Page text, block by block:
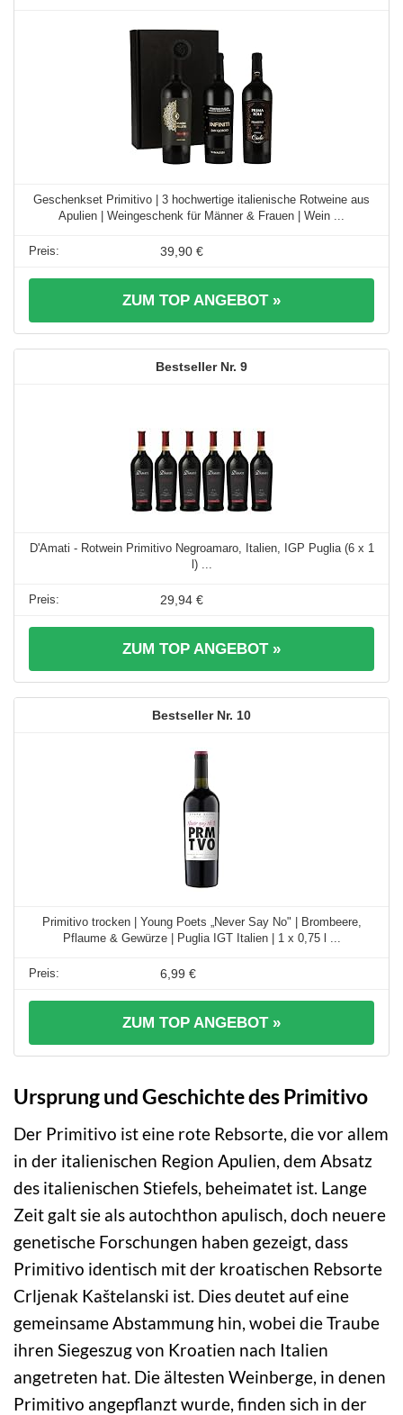
Geschenkset Primitivo | 3 hochwertige italienische Rotweine aus
Apulien | Weingeschenk für Männer & Frauen | Wein ...
39,90 €
ZUM TOP ANGEBOT »
9
D'Amati - Rotwein Primitivo Negroamaro, Italien, IGP Puglia (6 x 1
l) ...
29,94 €
ZUM TOP ANGEBOT »
10
Primitivo trocken | Young Poets „Never Say No" | Brombeere,
Pflaume & Gewürze | Puglia IGT Italien | 1 x 0,75 l ...
6,99 €
ZUM TOP ANGEBOT »
Ursprung und Geschichte des Primitivo
Der Primitivo ist eine rote Rebsorte, die vor allem
in der italienischen Region Apulien, dem Absatz
des italienischen Stiefels, beheimatet ist. Lange
Zeit galt sie als autochthon apulisch, doch neuere
genetische Forschungen haben gezeigt, dass
Primitivo identisch mit der kroatischen Rebsorte
Crljenak Kaštelanski ist. Dies deutet auf eine
gemeinsame Abstammung hin, wobei die Traube
ihren Siegeszug von Kroatien nach Italien
angetreten hat. Die ältesten Weinberge, in denen
Primitivo angepflanzt wurde, finden sich in der